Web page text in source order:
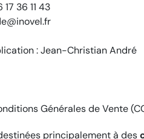
36 11 43
: Jean-Christian André
Générales de Vente
principalement à des